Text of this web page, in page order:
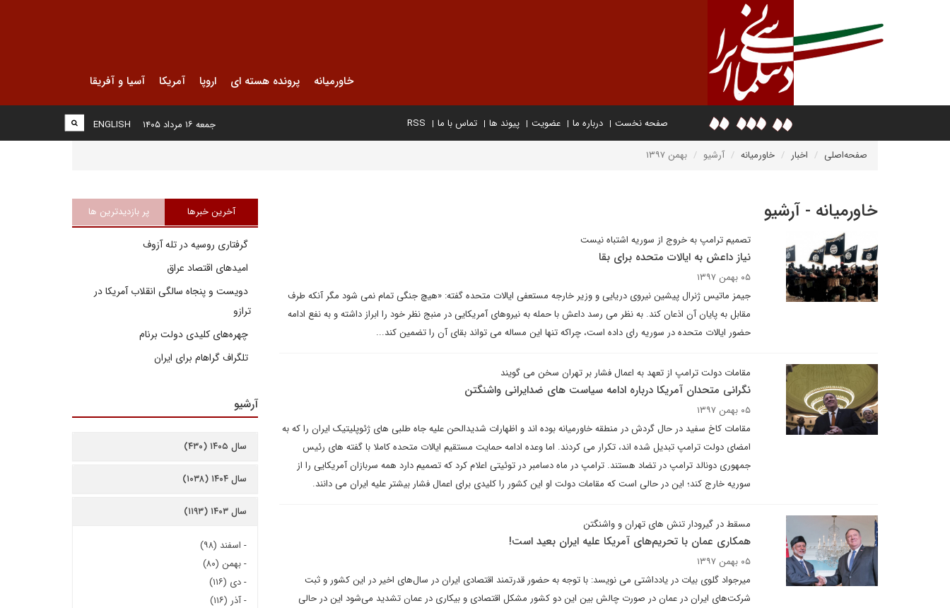
خاورمیانه پرونده هسته ای اروپا آمریکا آسیا و آفریقا
صفحه نخست درباره ما عضویت پیوند ها تماس با ما RSS
ENGLISH جمعه ۱۶ مرداد ۱۴۰۵
صفحه‌اصلی اخبار خاورمیانه آرشیو بهمن ۱۳۹۷
خاورمیانه - آرشیو
تصمیم ترامپ به خروج از سوریه اشتباه نیست
نیاز داعش به ایالات متحده برای بقا
۰۵ بهمن ۱۳۹۷
جیمز ماتیس ژنرال پیشین نیروی دریایی و وزیر خارجه مستعفی ایالات متحده گفته: «هیچ جنگی تمام نمی شود مگر آنکه طرف
مقابل به پایان آن اذعان کند. به نظر می رسد داعش با حمله به نیروهای آمریکایی در منبج نظر خود را ابراز داشته و به نفع ادامه
حضور ایالات متحده در سوریه رای داده است، چراکه تنها این مساله می تواند بقای آن را تضمین کند...
مقامات دولت ترامپ از تعهد به اعمال فشار بر تهران سخن می گویند
نگرانی متحدان آمریکا درباره ادامه سیاست های ضدایرانی واشنگتن
۰۵ بهمن ۱۳۹۷
مقامات کاخ سفید در حال گردش در منطقه خاورمیانه بوده اند و اظهارات شدیدالحن علیه جاه طلبی های ژئوپلیتیک ایران را که به
امضای دولت ترامپ تبدیل شده اند، تکرار می کردند. اما وعده ادامه حمایت مستقیم ایالات متحده کاملا با گفته های رئیس
جمهوری دونالد ترامپ در تضاد هستند. ترامپ در ماه دسامبر در توئیتی اعلام کرد که تصمیم دارد همه سربازان آمریکایی را از
سوریه خارج کند؛ این در حالی است که مقامات دولت او این کشور را کلیدی برای اعمال فشار بیشتر علیه ایران می دانند.
مسقط در گیرودار تنش های تهران و واشنگتن
همکاری عمان با تحریم‌های آمریکا علیه ایران بعید است!
۰۵ بهمن ۱۳۹۷
میرجواد گلوی بیات در یادداشتی می نویسد: با توجه به حضور قدرتمند اقتصادی ایران در سال‌های اخیر در این کشور و ثبت
شرکت‌های ایران در عمان در صورت چالش بین این دو کشور مشکل اقتصادی و بیکاری در عمان تشدید می‌شود این در حالی
آخرین خبرها پر بازدیدترین ها
گرفتاری روسیه در تله آزوف
امیدهای اقتصاد عراق
دویست و پنجاه سالگی انقلاب آمریکا در
ترازو
چهره‌های کلیدی دولت برنام
تلگراف گراهام برای ایران
آرشیو
سال ۱۴۰۵ (۴۳۰)
سال ۱۴۰۴ (۱۰۳۸)
سال ۱۴۰۳ (۱۱۹۳)
- اسفند (۹۸)
-بهمن (۸۰)
-دی (۱۱۶)
-آذر (۱۱۶)